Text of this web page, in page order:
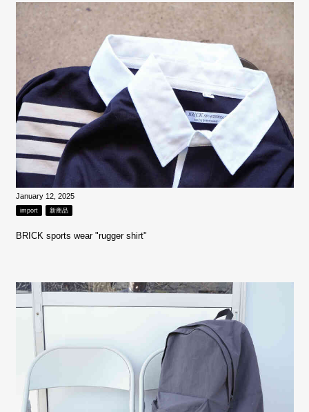
January 12, 2025
import 新商品
BRICK sports wear "rugger shirt"